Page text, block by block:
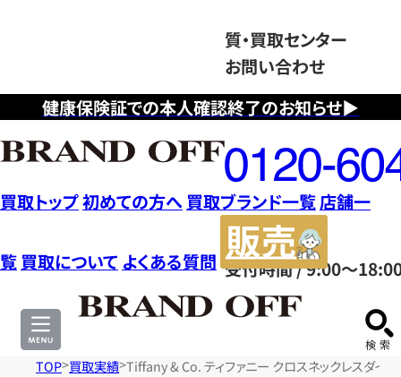
健康保険証での本人確認終了のお知らせ▶
質・買取センター
お問い合わせ
フ
リ
ー
ダ
イ
ヤ
ル
0120604117
受付時間 / 9:00～
買取トップ初めての方へ 買取ブランド一覧店舗一
覧 買取について よくある質問
サ
TOP 買取実績 Tiffany & Co. ティファニー クロスネックレスダイ